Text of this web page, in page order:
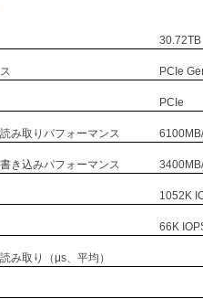
30.72TB
PCIe
PCIe
み取りパフォーマンス
き込みパフォーマンス
1052K
66K
み取り（μs、平均）